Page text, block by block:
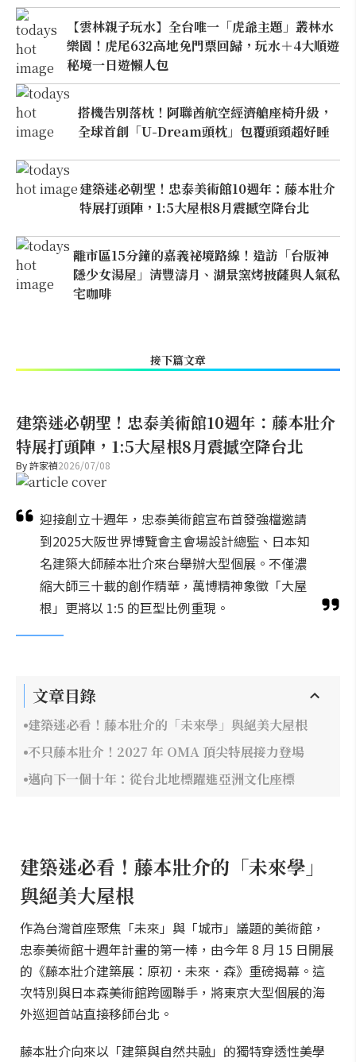
【雲林親子玩水】全台唯一「虎爺主題」叢林水
樂園！虎尾632高地免門票回歸，玩水＋4大順遊
秘境一日遊懶人包
搭機告別落枕！阿聯酋航空經濟艙座椅升級，
全球首創「U-Dream頭枕」包覆頭頸超好睡
建築迷必朝聖！忠泰美術館10週年：藤本壯介
特展打頭陣，1:5大屋根8月震撼空降台北
離市區15分鐘的嘉義祕境路線！造訪「台版神
隱少女湯屋」清豐濤月、湖景窯烤披薩與人氣私
宅咖啡
接下篇文章
建築迷必朝聖！忠泰美術館10週年：藤本壯介
特展打頭陣，1:5大屋根8月震撼空降台北
By許家禎2026/07/08
迎接創立十週年，忠泰美術館宣布首發強檔邀請
到2025大阪世界博覽會主會場設計總監、日本知
名建築大師藤本壯介來台舉辦大型個展。不僅濃
縮大師三十載的創作精華，萬博精神象徵「大屋
根」更將以 1:5 的巨型比例重現。
文章目錄
建築迷必看！藤本壯介的「未來學」與絕美大屋根
不只藤本壯介！2027 年 OMA 頂尖特展接力登場
邁向下一個十年：從台北地標躍進亞洲文化座標
建築迷必看！藤本壯介的「未來學」
與絕美大屋根
作為台灣首座聚焦「未來」與「城市」議題的美術館，
忠泰美術館十週年計畫的第一棒，由今年 8 月 15 日開展
的《藤本壯介建築展：原初．未來．森》重磅揭幕。這
次特別與日本森美術館跨國聯手，將東京大型個展的海
外巡迴首站直接移師台北。
藤本壯介向來以「建築與自然共融」的獨特穿透性美學